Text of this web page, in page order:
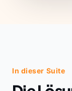
In dieser Suite